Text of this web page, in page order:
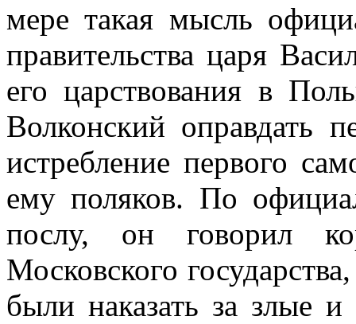
мере такая мысль
правительства царя
его царствования в
Волконский оправдать
истребление первого
ему поляков. По
послу, он говорил
Московского
были наказать за злые и